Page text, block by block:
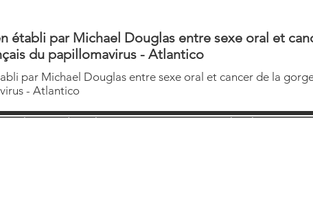
établi par Michael Douglas entre sexe oral et
du papillomavirus - Atlantico
par Michael Douglas entre sexe oral et cancer de la
- Atlantico
Politique éditoriale Mentions légales